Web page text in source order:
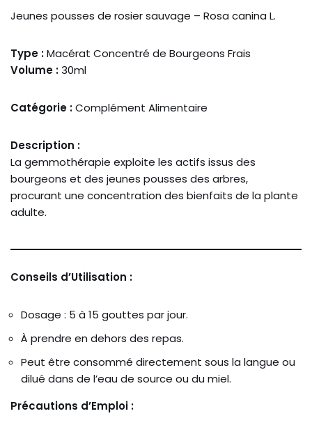
Jeunes pousses de rosier sauvage – Rosa canina L.
Type :Macérat Concentré de Bourgeons Frais
Volume :30ml
Catégorie :Complément Alimentaire
Description :
La gemmothérapie exploite les actifs issus des
bourgeons et des jeunes pousses des arbres,
procurant une concentration des bienfaits de la plante
adulte.
Conseils d’Utilisation :
Dosage : 5 à 15 gouttes par jour.
À prendre en dehors des repas.
Peut être consommé directement sous la langue ou
dilué dans de l’eau de source ou du miel.
Précautions d’Emploi :